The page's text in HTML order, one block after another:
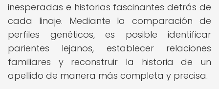
inesperadas e historias fascinantes detrás de
cada linaje. Mediante la comparación de
perfiles genéticos, es posible identificar
parientes lejanos, establecer relaciones
familiares y reconstruir la historia de un
apellido de manera más completa y precisa.